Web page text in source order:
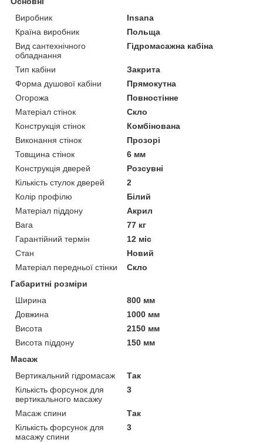
Виробник
Insana
Країна виробник
Польща
Вид сантехнічного
обладнання
Гідромасажна кабіна
Тип кабіни
Закрита
Форма душової кабіни
Прямокутна
Огорожа
Повностінне
Матеріал стінок
Скло
Конструкція стінок
Комбінована
Виконання стінок
Прозорі
Товщина стінок
6 мм
Конструкція дверей
Розсувні
Кількість стулок дверей
2
Колір профілю
Білий
Матеріал піддону
Акрил
Вага
77 кг
Гарантійний термін
12 міс
Стан
Новий
Матеріал передньої стінки
Скло
Габаритні розміри
Ширина
800 мм
Довжина
1000 мм
Висота
2150 мм
Висота піддону
150 мм
Масаж
Вертикальний гідромасаж
Так
Кількість форсунок для
вертикального масажу
3
Масаж спини
Так
Кількість форсунок для
масажу спини
3